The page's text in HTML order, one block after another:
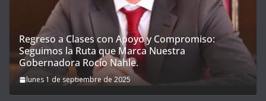
Regreso a Clases con Apoyo y Compromiso:
Seguimos la Ruta que Marca Nuestra
Gobernadora Rocío Nahle.
lunes 1 de septiembre de 2025